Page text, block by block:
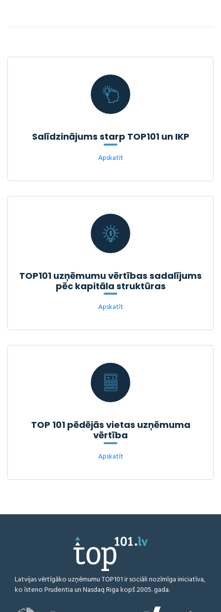
Salīdzinājums starp TOP101 un IKP
Apskatīt
TOP101 uzņēmumu vērtības sadalījums
pēc kapitāla struktūras
Apskatīt
TOP 101 pēdējās vietas uzņēmuma
vērtība
Apskatīt
Latvijas vērtīgāko uzņēmumu TOP101 ir sociāli nozīmīga iniciatīva,
ko īsteno Prudentia un Nasdaq Riga kopš 2005. gada.